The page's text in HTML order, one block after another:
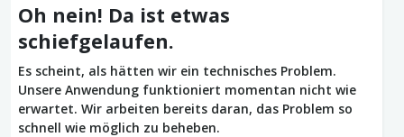
Oh nein! Da ist etwas
schiefgelaufen.
Es scheint, als hätten wir ein technisches Problem.
Unsere Anwendung funktioniert momentan nicht wie
erwartet. Wir arbeiten bereits daran, das Problem so
schnell wie möglich zu beheben.